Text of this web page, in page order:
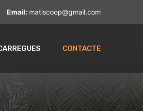
Email: matiscoop@gmail.com
CONTACTE